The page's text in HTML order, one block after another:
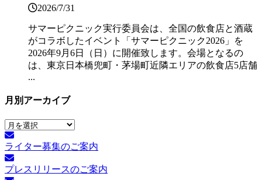
2026/7/31
サマーピクニック実⾏委員会は、全国の飲⾷店と酒蔵
がコラボしたイベント「サマーピクニック2026」を
2026年9月6日（日）に開催致します。会場となるの
は、東京日本橋兜町・茅場町近隣エリアの飲食店5店舗
...
月別アーカイブ
月
別
ア
ー
カ
ライター募集のご案内
プレスリリースのご案内